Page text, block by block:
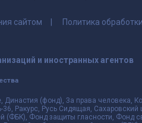
сайтом
Политика
и иностранных агентов
Династия (фонд), За права человека,
Ракурс, Русь Сидящая,
(ФБК), Фонд защиты гласности,